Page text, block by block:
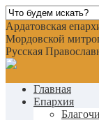
Ардатовская
Мордовской
Русская
Главная
Епархия